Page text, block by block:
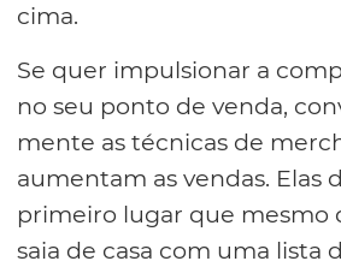
cima.
Se quer impulsionar a
no seu ponto de venda,
mente as técnicas de
aumentam as vendas. Elas
primeiro lugar que mesmo
saia de casa com uma lista